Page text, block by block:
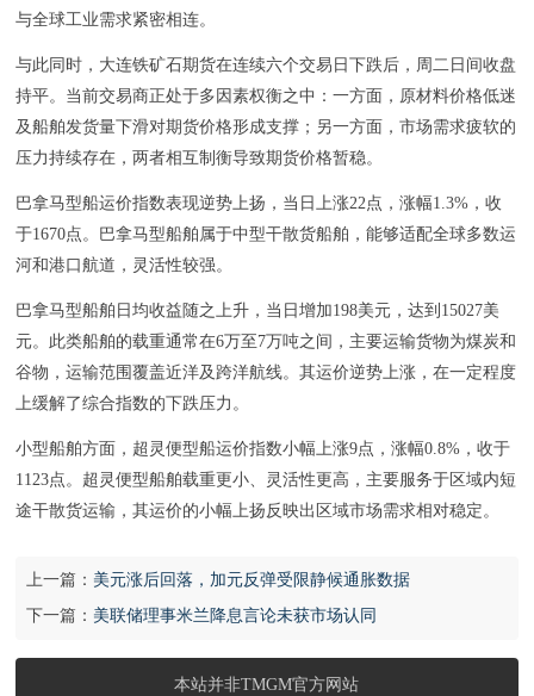
与全球工业需求紧密相连。
与此同时，大连铁矿石期货在连续六个交易日下跌后，周二日间收盘
持平。当前交易商正处于多因素权衡之中：一方面，原材料价格低迷
及船舶发货量下滑对期货价格形成支撑；另一方面，市场需求疲软的
压力持续存在，两者相互制衡导致期货价格暂稳。
巴拿马型船运价指数表现逆势上扬，当日上涨22点，涨幅1.3%，收
于1670点。巴拿马型船舶属于中型干散货船舶，能够适配全球多数运
河和港口航道，灵活性较强。
巴拿马型船舶日均收益随之上升，当日增加198美元，达到15027美
元。此类船舶的载重通常在6万至7万吨之间，主要运输货物为煤炭和
谷物，运输范围覆盖近洋及跨洋航线。其运价逆势上涨，在一定程度
上缓解了综合指数的下跌压力。
小型船舶方面，超灵便型船运价指数小幅上涨9点，涨幅0.8%，收于
1123点。超灵便型船舶载重更小、灵活性更高，主要服务于区域内短
途干散货运输，其运价的小幅上扬反映出区域市场需求相对稳定。
上一篇： 美元涨后回落，加元反弹受限静候通胀数据
下一篇： 美联储理事米兰降息言论未获市场认同
本站并非TMGM官方网站